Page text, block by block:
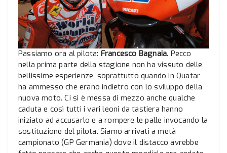
Passiamo ora al pilota: Francesco Bagnaia. Pecco
nella prima parte della stagione non ha vissuto delle
bellissime esperienze, soprattutto quando in Quatar
ha ammesso che erano indietro con lo sviluppo della
nuova moto. Ci si è messa di mezzo anche qualche
caduta e così tutti i vari leoni da tastiera hanno
iniziato ad accusarlo e a rompere le palle invocando la
sostituzione del pilota. Siamo arrivati a metà
campionato (GP Germania) dove il distacco avrebbe